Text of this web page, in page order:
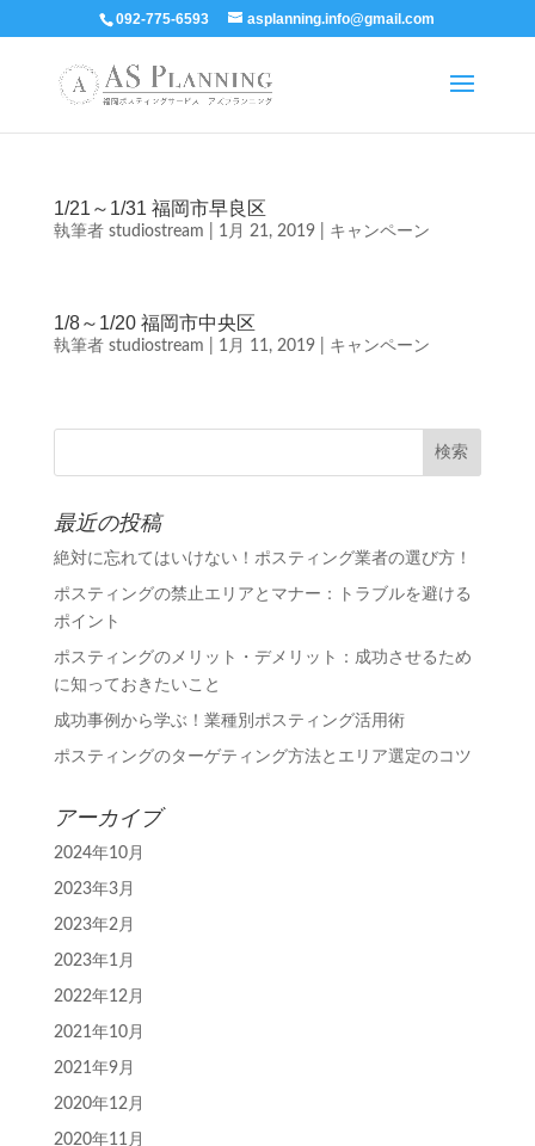
092-775-6593 asplanning.info@gmail.com
1/21～1/31 福岡市早良区
執筆者 studiostream 1月 21, 2019| キャンペーン
1/8～1/20 福岡市中央区
執筆者 studiostream 1月 11, 2019| キャンペーン
最近の投稿
絶対に忘れてはいけない！ポスティング業者の選び方！
ポスティングの禁止エリアとマナー：トラブルを避ける
ポイント
ポスティングのメリット・デメリット：成功させるため
に知っておきたいこと
成功事例から学ぶ！業種別ポスティング活用術
ポスティングのターゲティング方法とエリア選定のコツ
アーカイブ
2024年10月
2023年3月
2023年2月
2023年1月
2022年12月
2021年10月
2021年9月
2020年12月
2020年11月